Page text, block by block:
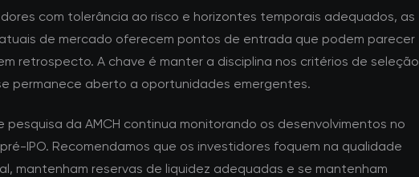
com tolerância ao risco e horizontes temporais adequados, as
de mercado oferecem pontos de entrada que podem parecer
retrospecto. A chave é manter a disciplina nos critérios de seleção
permanece aberto a oportunidades emergentes.
pesquisa da AMCH continua monitorando os desenvolvimentos no
IPO. Recomendamos que os investidores foquem na qualidade
mantenham reservas de liquidez adequadas e se mantenham